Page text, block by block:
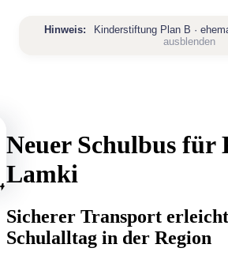
Hinweis:
Kinderstiftung Plan B ·
ausblenden
Neuer Schulbus für
Lamki
Sicherer Transport
Schulalltag in der Region